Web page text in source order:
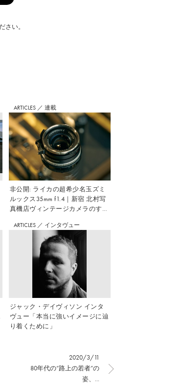
さい。
ARTICLES ／ 連載
非公開: ライカの超希少名玉ズミ
ルックス35mm f1.4｜新宿 北村写
真機店ヴィンテージカメラのすす
ARTICLES ／ インタヴュー
ジャック・デイヴィソン インタ
ヴュー「本当に強いイメージに辿
り着くために」
2020/3/11
80年代の“路上の若者”の
姿、...